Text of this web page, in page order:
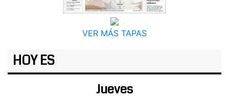
VER MÁS TAPAS
HOY ES
Jueves